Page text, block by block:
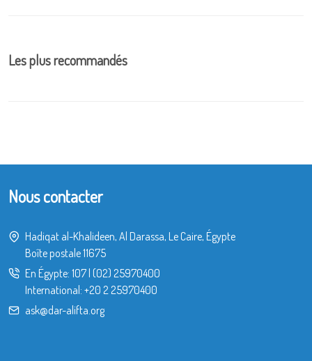
Les plus recommandés
Nous contacter
Hadiqat al-Khalideen, Al Darassa, Le Caire, Égypte
Boîte postale 11675
En Égypte: 107| (02) 25970400
International: +20 2 25970400
ask@dar-alifta.org